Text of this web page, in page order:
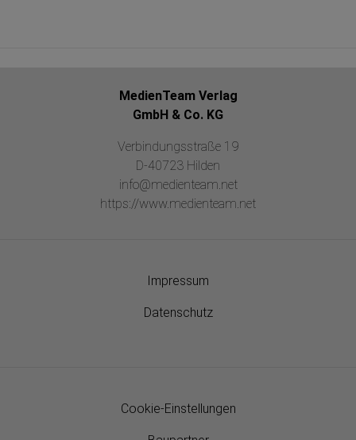
MedienTeam Verlag
GmbH & Co. KG
Verbindungsstraße 19
D-40723 Hilden
info@medienteam.net
https://www.medienteam.net
Impressum
Datenschutz
Cookie-Einstellungen